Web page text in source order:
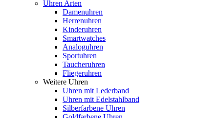
Uhren Arten
Damenuhren
Herrenuhren
Kinderuhren
Smartwatches
Analoguhren
Sportuhren
Taucheruhren
Fliegeruhren
Weitere Uhren
Uhren mit Lederband
Uhren mit Edelstahlband
Silberfarbene Uhren